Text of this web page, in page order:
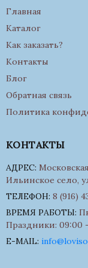
Главная
Каталог
Как заказать?
Контакты
Блог
Обратная связь
Политика
КОНТАКТЫ
АДРЕС:
Ильинское село,
ТЕЛЕФОН: 8 (916)
ВРЕМЯ РАБОТЫ:
Праздники: 09:00
E-MAIL: